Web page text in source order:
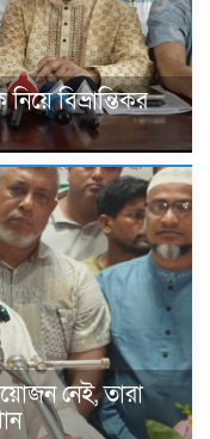
বিভ্রান্তিকর
নেই, তারা